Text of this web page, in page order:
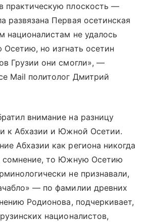
практическую плоскость —
развязана Первая осетинская
националистам не удалось
но изгнать осетин
Грузии они смогли», —
Mail политолог Дмитрий
внимание на разницу
к Абхазии и Южной Осетии.
Абхазии как региона никогда
сомнение, то Южную Осетию
не признавали,
— по фамилии древних
Родионова, подчеркивает,
националистов,